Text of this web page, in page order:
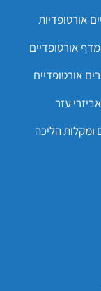
אורטופדיות
אורטופדיים
אורטופדיים
אביזרי עזר
ומקלות הליכה